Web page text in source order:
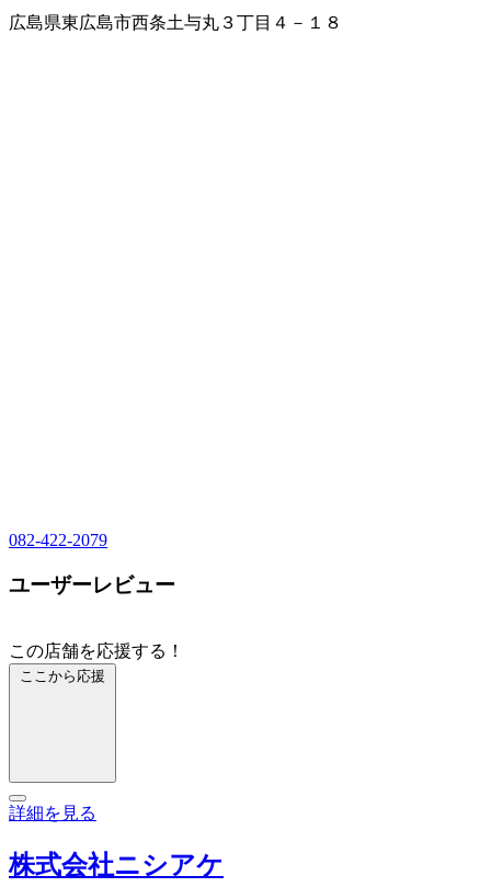
広島県東広島市西条土与丸３丁目４－１８
082-422-2079
ユーザーレビュー
この店舗を応援する！
ここから応援
詳細を見る
株式会社ニシアケ